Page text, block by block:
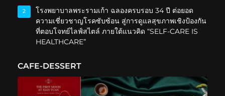
2
โรงพยาบาลพระรามเก้า ฉลองครบรอบ 34 ปี ต่อยอด
ความเชี่ยวชาญโรคซับซ้อน สู่การดูแลสุขภาพเชิงป้องกัน
ที่ตอบโจทย์ไลฟ์สไตล์ ภายใต้แนวคิด “SELF-CARE IS
HEALTHCARE”
CAFE-DESSERT